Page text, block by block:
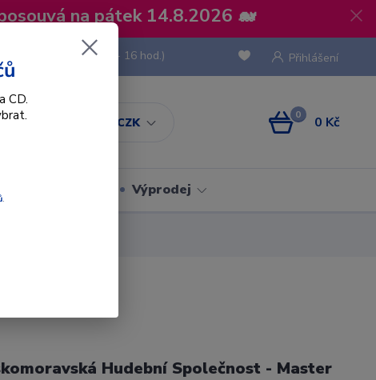
na pátek 14.8.2026 🐋
CZK
Přihlášení
(Po-Pá, 8 - 16 hod.)
0 0 Kč
Výprodej
Hudební Společnost - Master
CD.
.